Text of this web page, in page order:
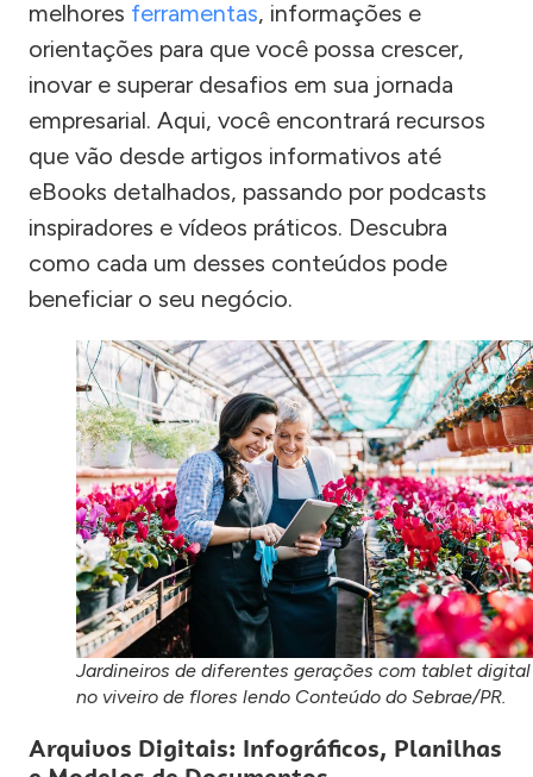
melhores ferramentas, informações e
orientações para que você possa crescer,
inovar e superar desafios em sua jornada
empresarial. Aqui, você encontrará recursos
que vão desde artigos informativos até
eBooks detalhados, passando por podcasts
inspiradores e vídeos práticos. Descubra
como cada um desses conteúdos pode
beneficiar o seu negócio.
Jardineiros de diferentes gerações com tablet digital
no viveiro de flores lendo Conteúdo do Sebrae/PR.
Arquivos Digitais: Infográficos, Planilhas